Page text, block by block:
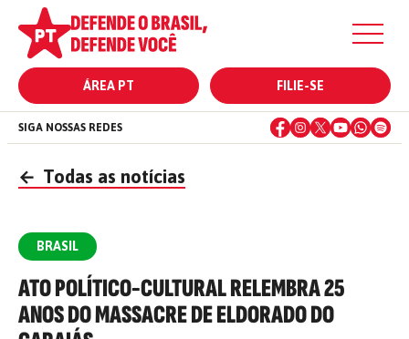
ÁREA PT FILIE-SE
SIGA NOSSAS REDES
← Todas as notícias
BRASIL
ATO POLÍTICO-CULTURAL RELEMBRA 25
ANOS DO MASSACRE DE ELDORADO DO